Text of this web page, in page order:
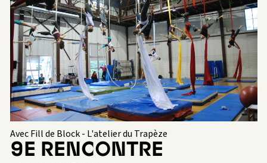
Avec Fill de Block - L'atelier du Trapèze
9E RENCONTRE